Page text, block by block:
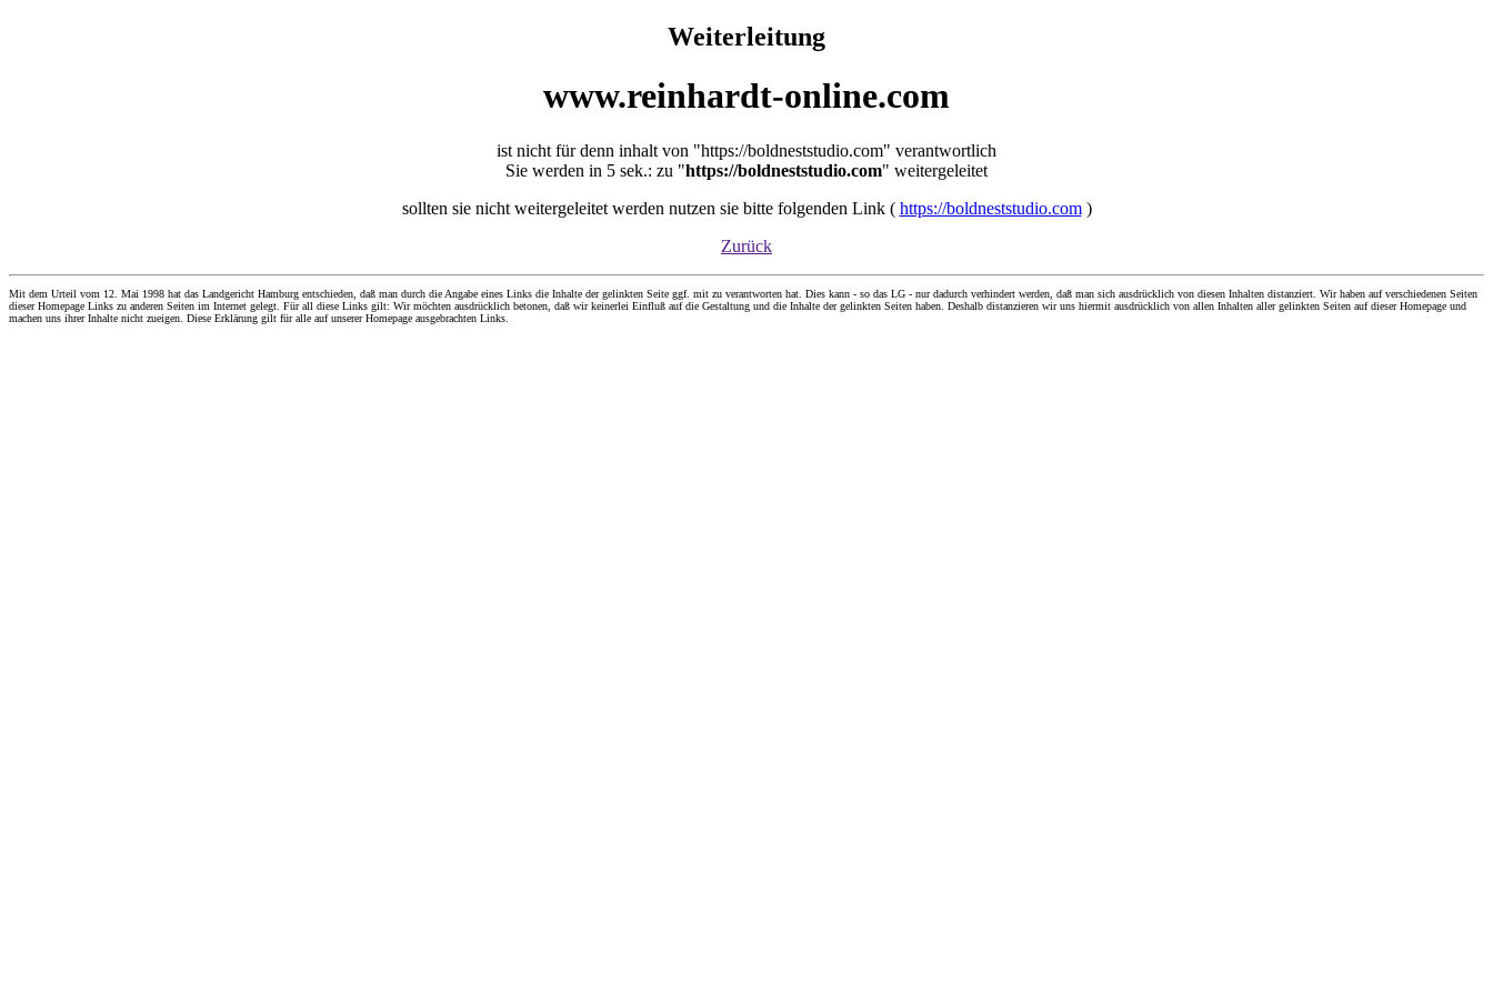
Weiterleitung
www.reinhardt-online.com
ist nicht für denn inhalt von "https://boldneststudio.com" verantwortlich
Sie werden in 5 sek.: zu "https://boldneststudio.com" weitergeleitet
sollten sie nicht weitergeleitet werden nutzen sie bitte folgenden Link ( https://boldneststudio.com)
Zurück
Mit dem Urteil vom 12. Mai 1998 hat das Landgericht Hamburg entschieden, daß man durch die Angabe eines Links die Inhalte der gelinkten Seite ggf. mit zu verantworten hat. Dies kann - so das LG - nur dadurch verhindert werden, daß man sich ausdrücklich von diesen Inhalten distanziert. Wir haben auf verschiedenen Seiten
dieser Homepage Links zu anderen Seiten im Internet gelegt. Für all diese Links gilt: Wir möchten ausdrücklich betonen, daß wir keinerlei Einfluß auf die Gestaltung und die Inhalte der gelinkten Seiten haben. Deshalb distanzieren wir uns hiermit ausdrücklich von allen Inhalten aller gelinkten Seiten auf dieser Homepage und
machen uns ihrer Inhalte nicht zueigen. Diese Erklärung gilt für alle auf unserer Homepage ausgebrachten Links.